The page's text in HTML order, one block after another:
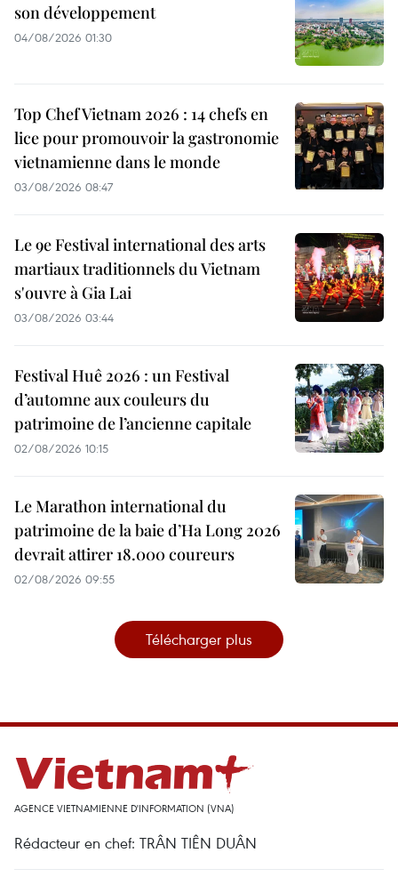
son développement
04/08/2026 01:30
Top Chef Vietnam 2026 : 14 chefs en
lice pour promouvoir la gastronomie
vietnamienne dans le monde
03/08/2026 08:47
Le 9e Festival international des arts
martiaux traditionnels du Vietnam
s'ouvre à Gia Lai
03/08/2026 03:44
Festival Huê 2026 : un Festival
d’automne aux couleurs du
patrimoine de l’ancienne capitale
02/08/2026 10:15
Le Marathon international du
patrimoine de la baie d’Ha Long 2026
devrait attirer 18.000 coureurs
02/08/2026 09:55
Télécharger plus
AGENCE VIETNAMIENNE D'INFORMATION (VNA)
Rédacteur en chef: TRÂN TIÊN DUÂN